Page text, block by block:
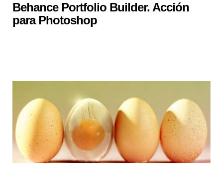
Behance Portfolio Builder. Acción
para Photoshop